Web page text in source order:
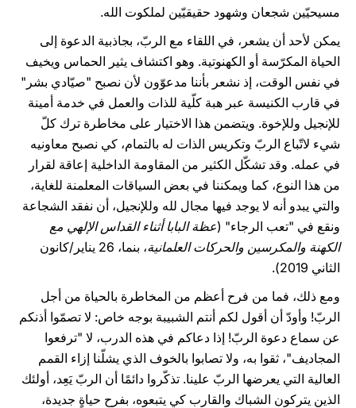
مسيحيّين شجعان وشهود حقيقيّين لملكوت الله.
يمكن لأحد أن يشعر، في اللقاء مع الربّ، بجاذبية الدعوة إلى
الحياة المكرّسة أو الكهنوتية. وهو اكتشاف يثير الحماس ويخيف
في نفس الوقت، إذ نشعر بأننا مدعوّون لأن نصبح "صيّادي بشر"
في قارب الكنيسة عبر هبة كلّية للذات والعمل في خدمة أمينة
للإنجيل وللإخوة. ويتضمن هذا الاختيار على مخاطرة ترك كلّ
شيء لاتّباع الربّ وتكريس الذات له بالتمام، كي نصبح معاونيه
في عمله. وقد تشكّل الكثير من المقاومة الداخلية إعاقة لقرار
من هذا النوع، كما ويمكننا في بعض السياقات المعلمنة للغاية،
والتي يبدو أنه لا يوجد فيها مجال لله وللإنجيل، أن نفقد الشجاعة
ونقع في "تعب الرجاء" (عظة البابا أثناء القداس الإلهي مع
الكهنة والمكرسين والحركات العلمانية
، بنما، 26 يناير/كانون
الثاني 2019).
ومع ذلك، فما من فرح أعظم من المخاطرة بالحياة من أجل
الربّ! وأودّ أن أقول لكم أنتم الشبيبة بوجه خاص: لا تصمّوا أذنكم
عن سماع دعوة الربّ! إذا دعاكم في هذه الدرب، لا "ترفعوا
المجاديف"، ثقوا به، ولا تصابوا بالخوف الذي يشلّنا إزاء القمم
العالية التي يعرضها الربّ علينا. تذكّروا دائمًا أن الربّ يَعِد، أولئك
الذين يتركون الشباك والقارب كي يتبعوه، بفرحِ حياةٍ جديدة،